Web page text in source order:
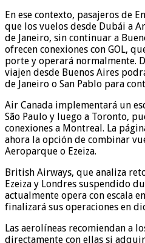
En ese contexto, pasajeros de
que los vuelos desde Dubái a
de Janeiro, sin continuar a
ofrecen conexiones con GOL,
porte y operará normalmente.
viajen desde Buenos Aires
de Janeiro o San Pablo para
Air Canada implementará un
São Paulo y luego a Toronto,
conexiones a Montreal. La
ahora la opción de combinar
Aeroparque o Ezeiza.
British Airways, que analiza
Ezeiza y Londres suspendido
actualmente opera con escala
finalizará sus operaciones en
Las aerolíneas recomiendan a
directamente con ellas si